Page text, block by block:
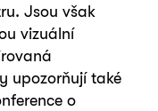
Jsou však
vizuální
upozorňují také
o